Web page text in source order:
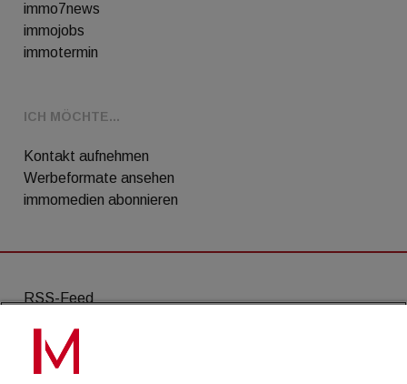
immo7news
immojobs
immotermin
ICH MÖCHTE...
Kontakt aufnehmen
Werbeformate ansehen
immomedien abonnieren
RSS-Feed
AGB
Datenschutz